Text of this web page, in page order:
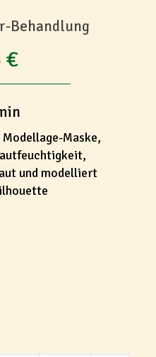
Behandlung
€
Maske,
und modelliert